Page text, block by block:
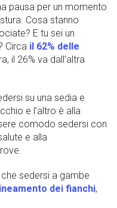
pausa per un momento
Cosa stanno
E tu sei un
Circa il 62% delle
il 26% va dall’altra
su una sedia e
e l’altro è alla
comodo sedersi con
e alla
sedersi a gambe
dei fianchi,